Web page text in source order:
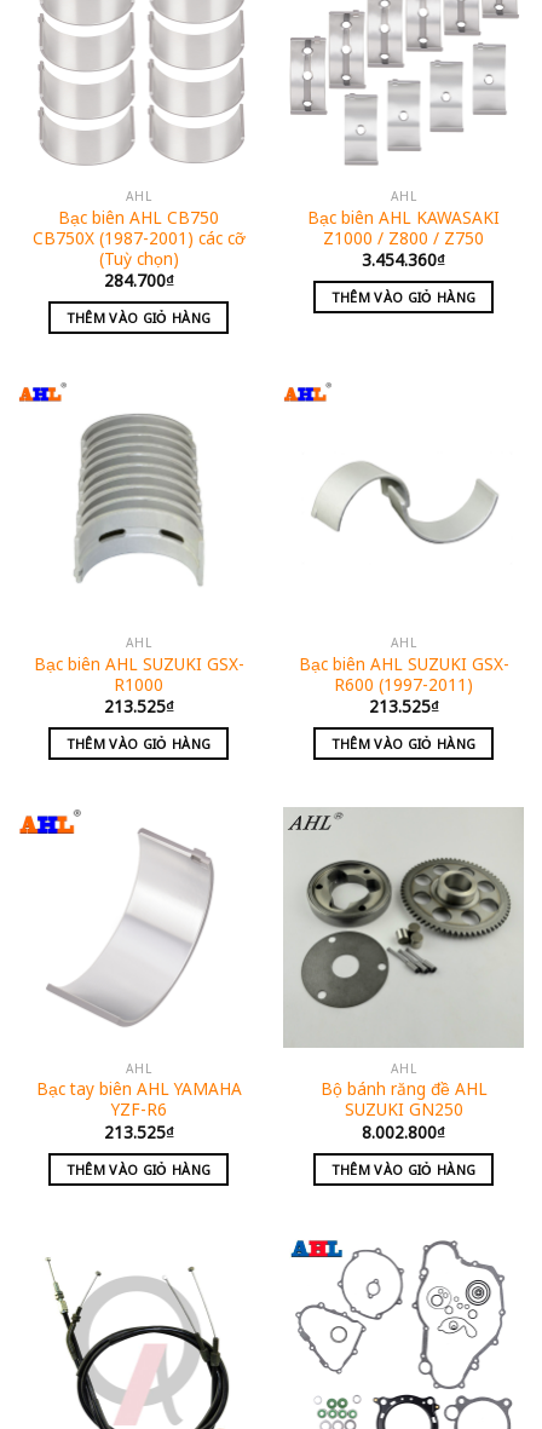
AHL
Bạc biên AHL CB750
CB750X (1987-2001) các cỡ
(Tuỳ chọn)
284.700₫
THÊM VÀO GIỎ HÀNG
AHL
Bạc biên AHL KAWASAKI
Z1000 / Z800 / Z750
3.454.360₫
THÊM VÀO GIỎ HÀNG
AHL
Bạc biên AHL SUZUKI GSX-
R1000
213.525₫
THÊM VÀO GIỎ HÀNG
AHL
Bạc biên AHL SUZUKI GSX-
R600 (1997-2011)
213.525₫
THÊM VÀO GIỎ HÀNG
AHL
Bạc tay biên AHL YAMAHA
YZF-R6
213.525₫
THÊM VÀO GIỎ HÀNG
AHL
Bộ bánh răng đề AHL
SUZUKI GN250
8.002.800₫
THÊM VÀO GIỎ HÀNG